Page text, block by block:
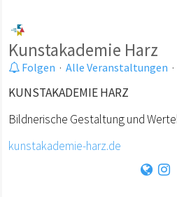
Kunstakademie Harz
Folgen · Alle Veranstaltungen ·
KUNSTAKADEMIE HARZ
Bildnerische Gestaltung und
kunstakademie-harz.de